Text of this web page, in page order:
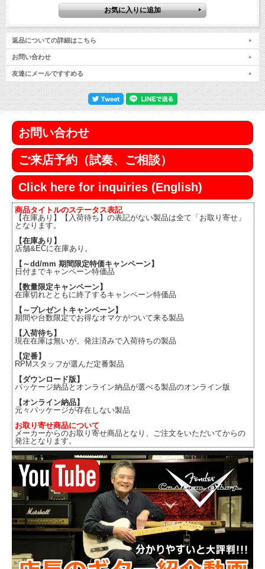
返品についての詳細はこちら
お問い合わせ
友達にメールですすめる
お問い合わせ
ご来店予約（試奏、ご相談）
Click here for inquiries (English)
商品タイトルのステータス表記
【在庫あり】【入荷待ち】の表記がない製品は全て「お取り寄せ」
となります。
【在庫あり】
店舗&ECに在庫あり。
【～dd/mm 期間限定特価キャンペーン】
日付までキャンペーン特価品
【数量限定キャンペーン】
在庫切れとともに終了するキャンペーン特価品
【～プレゼントキャンペーン】
期間や台数限定でお得なオマケがついて来る製品
【入荷待ち】
現在在庫は無いが、発注済みで入荷待ちの製品
【定番】
RPMスタッフが選んだ定番製品
【ダウンロード版】
パッケージ納品とオンライン納品が選べる製品のオンライン版
【オンライン納品】
元々パッケージが存在しない製品
お取り寄せ商品について
メーカーからのお取り寄せ商品となり、ご注文をいただいてからの
発注となります。